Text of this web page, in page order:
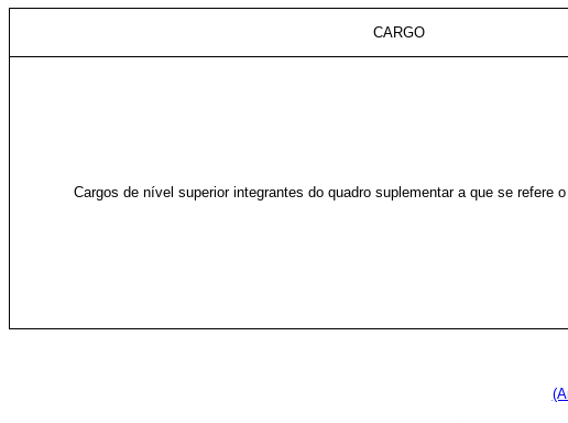
CARGO
Cargos de nível superior integrantes do quadro suplementar a que se refere